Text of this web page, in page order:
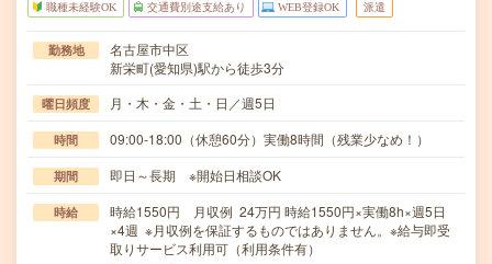
職種未経験OK 交通費別途支給あり WEB登録OK 派遣
勤務地
名古屋市中区
新栄町(愛知県)駅から徒歩3分
曜日頻度 月・木・金・土・日／週5日
時間 09:00-18:00（休憩60分）実働8時間（残業少なめ！）
期間 即日～長期 ※開始日相談OK
時給
時給1550円 月収例 24万円 時給1550円×実働8h×週5日
×4週 ※月収例を保証するものではありません。※給与即受
取りサービス利用可（利用条件有）